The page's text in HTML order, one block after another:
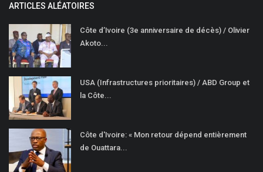
ARTICLES ALÉATOIRES
Côte d’Ivoire (3e anniversaire de décès) / Olivier
Akoto...
USA (Infrastructures prioritaires) / ABD Group et
la Côte...
Côte d'Ivoire: « Mon retour dépend entièrement
de Ouattara...